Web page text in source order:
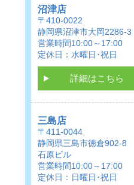
沼津店
〒410-0022
静岡県沼津市大岡2286-3
営業時間10:00～17:00
定休日：水曜日･祝日
詳細はこちら
三島店
〒411-0044
静岡県三島市徳倉902-8
石原ビル
営業時間10:00～17:00
定休日：日曜日･祝日